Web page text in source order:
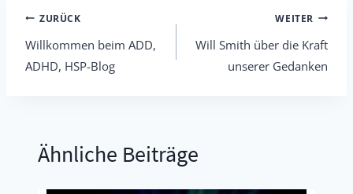
Beitrags-
Navigation
ZURÜCK
Willkommen beim ADD,
ADHD, HSP-Blog
WEITER
Will Smith über die Kraft
unserer Gedanken
Ähnliche Beiträge